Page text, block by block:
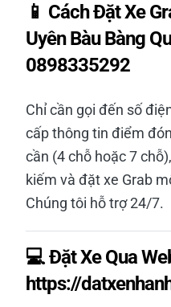
📱 Cách Đặt Xe
Uyên Bàu Bàng
0898335292
Chỉ cần gọi đến số
cấp thông tin điểm
cần (4 chỗ hoặc 7
kiếm và đặt xe Grab
Chúng tôi hỗ trợ 24/7.
💻 Đặt Xe Qua
https://